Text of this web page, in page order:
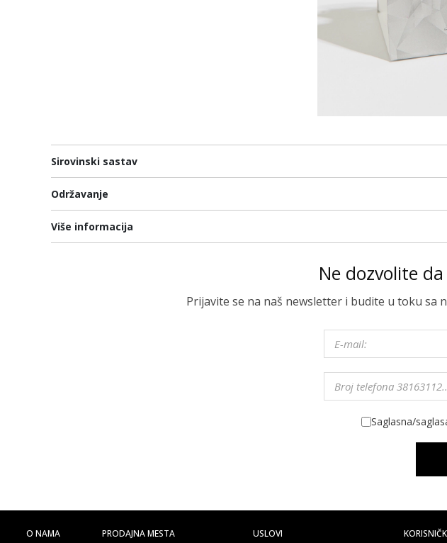
Sirovinski sastav
Održavanje
Više informacija
Ne dozvolite
Prijavite se na naš newsletter i budite u toku sa
Saglasna/
O NAMA PRODAJNA MESTA USLOVI